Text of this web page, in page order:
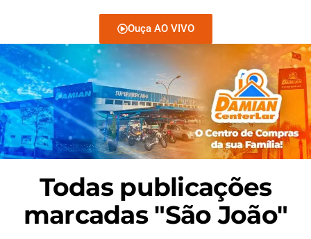
Ouça AO VIVO
Todas publicações
marcadas "São João"